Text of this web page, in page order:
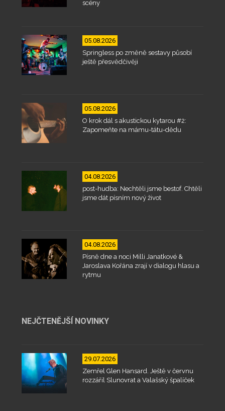
scény
05.08.2026
Springless po změně sestavy působí
ještě přesvědčivěji
05.08.2026
O krok dál s akustickou kytarou #2:
Zapomeňte na mámu-tátu-dědu
04.08.2026
post-hudba: Nechtěli jsme bestof. Chtěli
jsme dát písním nový život
04.08.2026
Písně dne a noci Milli Janatkové &
Jaroslava Kořána zrají v dialogu hlasu a
rytmu
NEJČTENĚJŠÍ NOVINKY
29.07.2026
Zemřel Glen Hansard. Ještě v červnu
rozzářil Slunovrat a Valašský špalíček